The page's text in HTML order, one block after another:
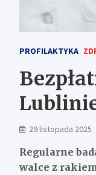
PROFILAKTYKA
29 listopada 2025
Regularne
walce z